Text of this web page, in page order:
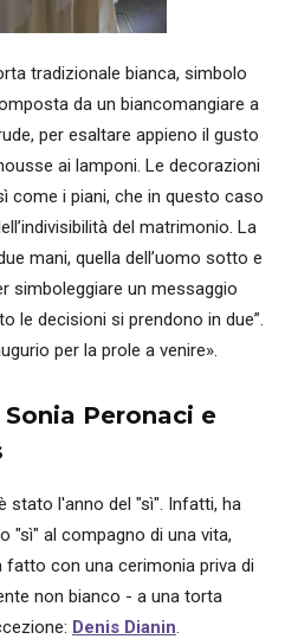
tradizionale bianca, simbolo
da un biancomangiare a
per esaltare appieno il gusto
ai lamponi. Le decorazioni
come i piani, che in questo caso
del matrimonio. La
mani, quella dell’uomo sotto e
simboleggiare un messaggio
le decisioni si prendono in due”.
per la prole a venire».
Peronaci e
stato l'anno del "sì". Infatti, ha
"sì" al compagno di una vita,
fatto con una cerimonia priva di
non bianco - a una torta
Denis Dianin.